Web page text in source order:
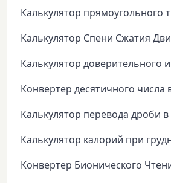
Калькулятор прямоугольного
Калькулятор Спени Сжатия
Калькулятор доверительного
Конвертер десятичного
Калькулятор перевода дроби
Калькулятор калорий при
Конвертер Бионического